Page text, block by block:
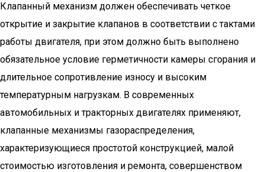
Клапанный механизм должен обеспечивать четкое
открытие и закрытие клапанов в соответствии с тактами
работы двигателя, при этом должно быть выполнено
обязательное условие герметичности камеры сгорания и
длительное сопротивление износу и высоким
температурным нагрузкам. В современных
автомобильных и тракторных двигателях применяют,
клапанные механизмы газораспределения,
характеризующиеся простотой конструкцией, малой
стоимостью изготовления и ремонта, совершенством